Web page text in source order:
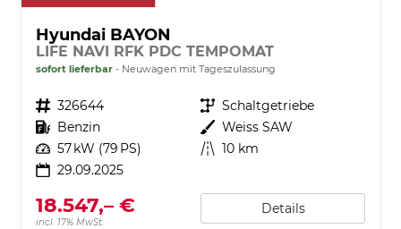
Hyundai BAYON
LIFE NAVI RFK PDC TEMPOMAT
sofort lieferbar Neuwagen mit Tageszulassung
Fahrzeugnr. 326644 Getriebe Schaltgetriebe
Kraftstoff Benzin Außenfarbe Weiss SAW
Leistung 57 kW (79 PS) Kilometerstand 10 km
29.09.2025
18.547,– €
incl. 17% MwSt.
Details